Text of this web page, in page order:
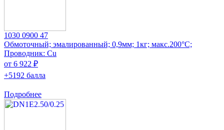
1030 0900 47
Обмоточный; эмалированный; 0,9мм; 1кг; макс.200°C;
Проводник: Cu
от 6 922 ₽
+5192 балла
Подробнее